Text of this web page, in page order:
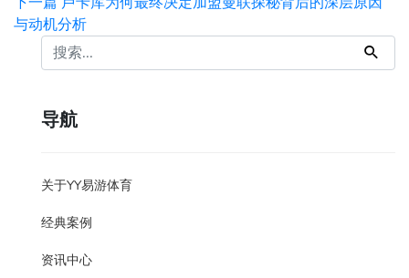
与动机分析
导航
关于YY易游体育
经典案例
资讯中心